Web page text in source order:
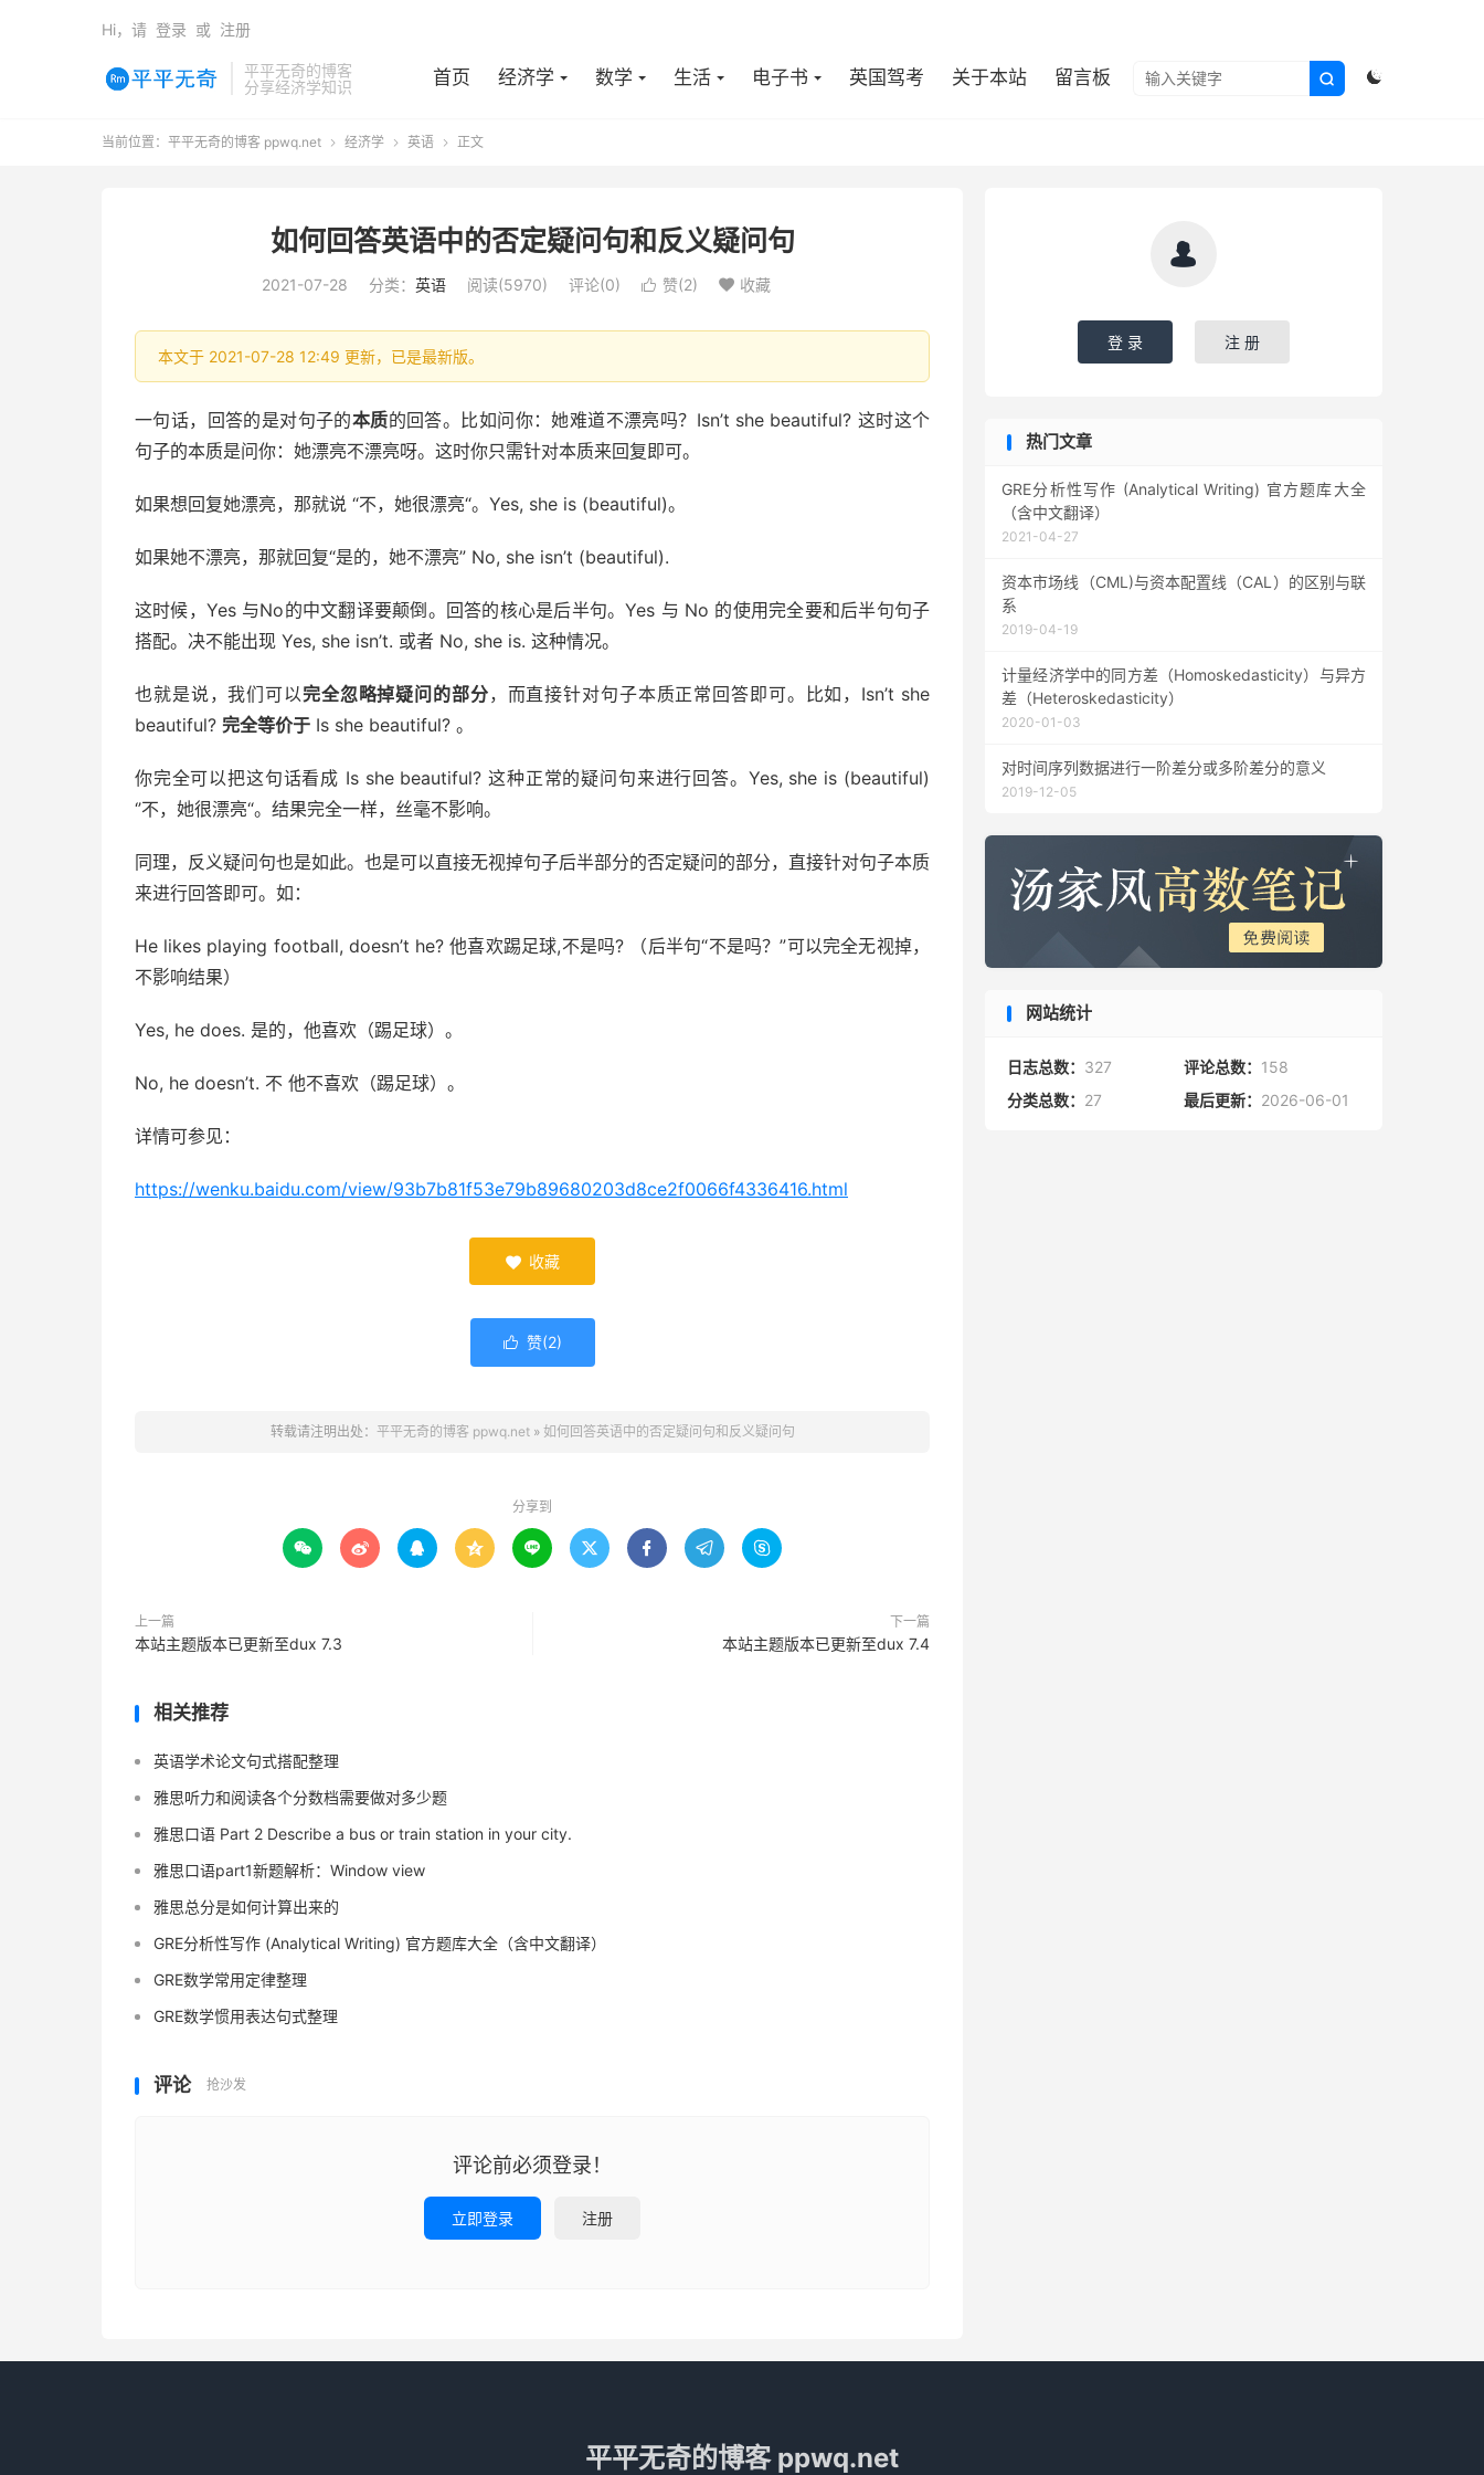
平平无奇的博客
分享经济学知识


首页 经济学 数学 生活 电子书 英国驾考 关于本站 留言板
Hi，请 登录 或 注册
当前位置： 平平无奇的博客 ppwq.net  经济学  英语  正文
如何回答英语中的否定疑问句和反义疑问句
2021-07-28 分类： 英语 阅读(5970) 评论(0)  赞(2)  收藏
本文于 2021-07-28 12:49 更新，已是最新版。
一句话，回答的是对句子的本质的回答。比如问你：她难道不漂亮吗？Isn’t she beautiful? 这时这个
句子的本质是问你：她漂亮不漂亮呀。这时你只需针对本质来回复即可。
如果想回复她漂亮，那就说 “不，她很漂亮“。Yes, she is (beautiful)。
如果她不漂亮，那就回复“是的，她不漂亮” No, she isn’t (beautiful).
这时候，Yes 与No的中文翻译要颠倒。回答的核心是后半句。Yes 与 No 的使用完全要和后半句句子
搭配。决不能出现 Yes, she isn’t. 或者 No, she is. 这种情况。
也就是说，我们可以完全忽略掉疑问的部分，而直接针对句子本质正常回答即可。比如，Isn’t she
beautiful? 完全等价于 Is she beautiful? 。
你完全可以把这句话看成 Is she beautiful? 这种正常的疑问句来进行回答。Yes, she is (beautiful)
‘’不，她很漂亮“。结果完全一样，丝毫不影响。
同理，反义疑问句也是如此。也是可以直接无视掉句子后半部分的否定疑问的部分，直接针对句子本质
来进行回答即可。如：
He likes playing football, doesn’t he? 他喜欢踢足球,不是吗? （后半句“不是吗？”可以完全无视掉，
不影响结果）
Yes, he does. 是的，他喜欢（踢足球）。
No, he doesn’t. 不 他不喜欢（踢足球）。
详情可参见：
https://wenku.baidu.com/view/93b7b81f53e79b89680203d8ce2f0066f4336416.html
 收藏
 赞(2)
转载请注明出处： 平平无奇的博客 ppwq.net» 如何回答英语中的否定疑问句和反义疑问句
分享到
        
上一篇
本站主题版本已更新至dux 7.3
下一篇
本站主题版本已更新至dux 7.4
相关推荐
英语学术论文句式搭配整理
雅思听力和阅读各个分数档需要做对多少题
雅思口语 Part 2 Describe a bus or train station in your city.
雅思口语part1新题解析：Window view
雅思总分是如何计算出来的
GRE分析性写作 (Analytical Writing) 官方题库大全（含中文翻译）
GRE数学常用定律整理
GRE数学惯用表达句式整理
评论 抢沙发
评论前必须登录！
立即登录 注册

登 录 注 册
热门文章
GRE分析性写作 (Analytical Writing) 官方题库大全
（含中文翻译）
2021-04-27
资本市场线（CML)与资本配置线（CAL）的区别与联
系
2019-04-19
计量经济学中的同方差（Homoskedasticity）与异方
差（Heteroskedasticity）
2020-01-03
对时间序列数据进行一阶差分或多阶差分的意义
2019-12-05
网站统计
日志总数： 327 评论总数： 158
分类总数： 27 最后更新： 2026-06-01
平平无奇的博客 ppwq.net